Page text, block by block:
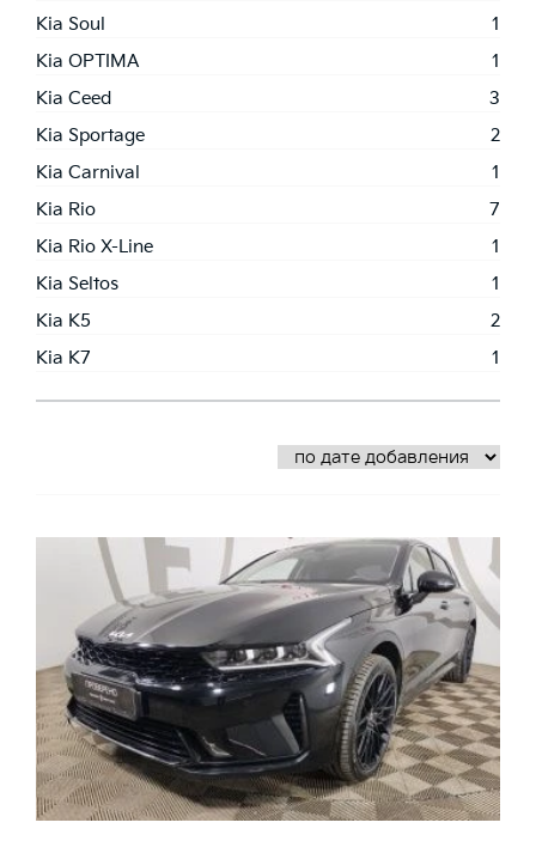
Kia Soul
1
Kia OPTIMA
1
Kia Ceed
3
Kia Sportage
2
Kia Carnival
1
Kia Rio
7
Kia Rio X-Line
1
Kia Seltos
1
Kia K5
2
Kia K7
1